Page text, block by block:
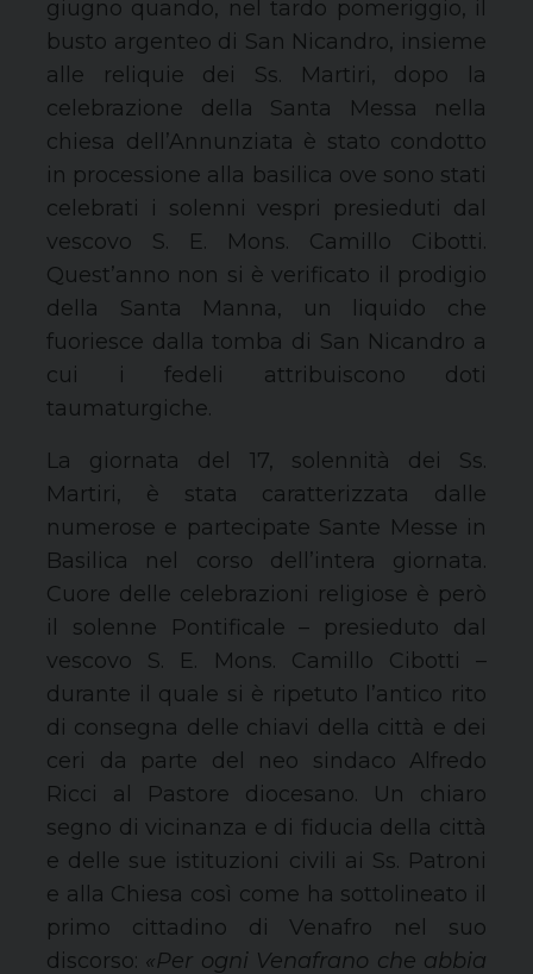
giugno quando, nel tardo pomeriggio, il
busto argenteo di San Nicandro, insieme
alle reliquie dei Ss. Martiri, dopo la
celebrazione della Santa Messa nella
chiesa dell’Annunziata è stato condotto
in processione alla basilica ove sono stati
celebrati i solenni vespri presieduti dal
vescovo S. E. Mons. Camillo Cibotti.
Quest’anno non si è verificato il prodigio
della Santa Manna, un liquido che
fuoriesce dalla tomba di San Nicandro a
cui i fedeli attribuiscono doti
taumaturgiche.
La giornata del 17, solennità dei Ss.
Martiri, è stata caratterizzata dalle
numerose e partecipate Sante Messe in
Basilica nel corso dell’intera giornata.
Cuore delle celebrazioni religiose è però
il solenne Pontificale – presieduto dal
vescovo S. E. Mons. Camillo Cibotti –
durante il quale si è ripetuto l’antico rito
di consegna delle chiavi della città e dei
ceri da parte del neo sindaco Alfredo
Ricci al Pastore diocesano. Un chiaro
segno di vicinanza e di fiducia della città
e delle sue istituzioni civili ai Ss. Patroni
e alla Chiesa così come ha sottolineato il
primo cittadino di Venafro nel suo
discorso: «Per ogni Venafrano che abbia